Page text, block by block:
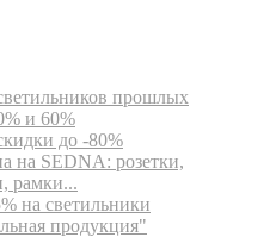
прошлых
и 60%
до -80%
на SEDNA: розетки,
рамки...
на светильники
продукция"